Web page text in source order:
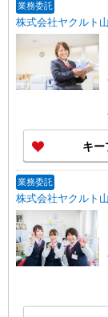
業務委託
株式会社ヤクルト
キー
業務委託
株式会社ヤクルト